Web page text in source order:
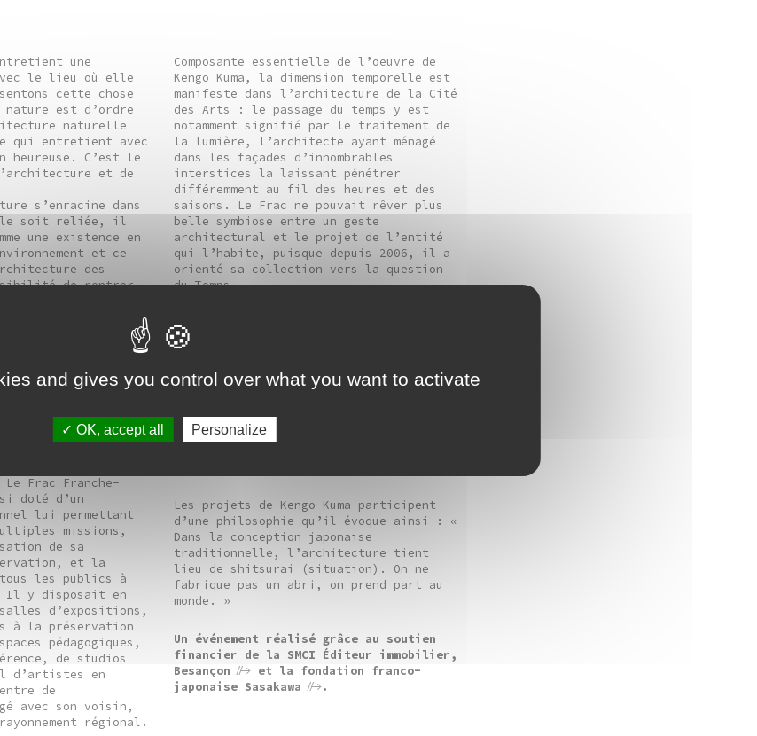
une
le lieu où elle
cette chose
nature est d’ordre
naturelle
qui entretient avec
C’est le
et de
s’enracine dans
soit reliée, il
une existence en
et ce
des
de rentrer
Cité des Arts au
le 5 avril 2013,
régional de
communauté
Frac Franche-
doté d’un
lui permettant
missions,
de sa
et la
les publics à
Il y disposait en
d’expositions,
à la préservation
pédagogiques,
de studios
d’artistes en
de
avec son voisin,
régional.
Composante essentielle de l’oeuvre de
Kengo Kuma, la dimension temporelle est
manifeste dans l’architecture de la Cité
des Arts : le passage du temps y est
notamment signifié par le traitement de
la lumière, l’architecte ayant ménagé
dans les façades d’innombrables
interstices la laissant pénétrer
différemment au fil des heures et des
saisons. Le Frac ne pouvait rêver plus
belle symbiose entre un geste
architectural et le projet de l’entité
qui l’habite, puisque depuis 2006, il a
orienté sa collection vers la question
du Temps.
Né en 1954 à Yokohama, Kengo Kuma est
considéré comme l’un des plus importants
Cité des Arts est la première création
en France de cet architecte reconnu pour
matériaux naturels tels que le bois et
son habileté à créer des ouvrages
Les projets de Kengo Kuma participent
d’une philosophie qu’il évoque ainsi : «
Dans la conception japonaise
traditionnelle, l’architecture tient
lieu de shitsurai (situation). On ne
fabrique pas un abri, on prend part au
monde. »
Un événement réalisé grâce au soutien
financier de la SMCI Éditeur immobilier,
Besançon
et la fondation franco-
japonaise Sasakawa
.
and gives you control over what you want to activate
OK, accept all Personalize